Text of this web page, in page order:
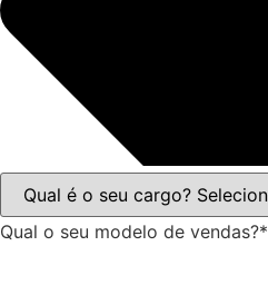
Qual o seu modelo de vendas?*